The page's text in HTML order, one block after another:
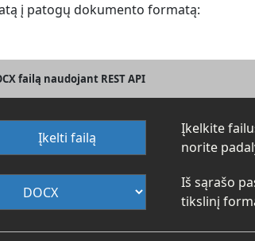
į patogų dokumento formatą:
failą naudojant REST API
Įkelti failą
Įkelkite
norite
Iš sąrašo
tikslinį